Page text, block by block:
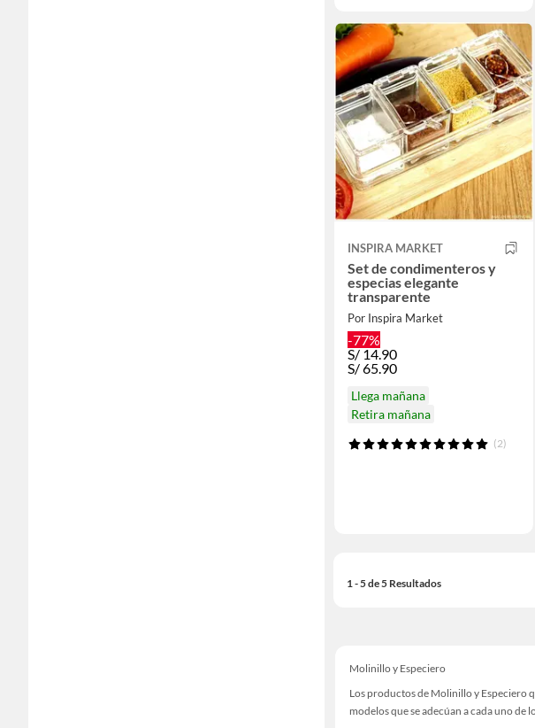
INSPIRA MARKET
Set de condimenteros y
especias elegante
transparente
Por Inspira Market
-77%
S/ 14.90
S/65.90
Llega mañana
Retira mañana
(2)
1 - 5 de 5 Resultados
Molinillo y Especiero
Los productos de Molinillo y Especiero
modelos que se adecúan a cada uno de